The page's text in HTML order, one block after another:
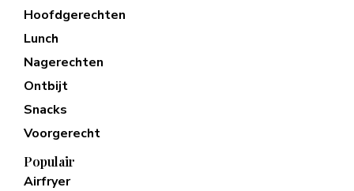
Hoofdgerechten
Lunch
Nagerechten
Ontbijt
Snacks
Voorgerecht
Populair
Airfryer